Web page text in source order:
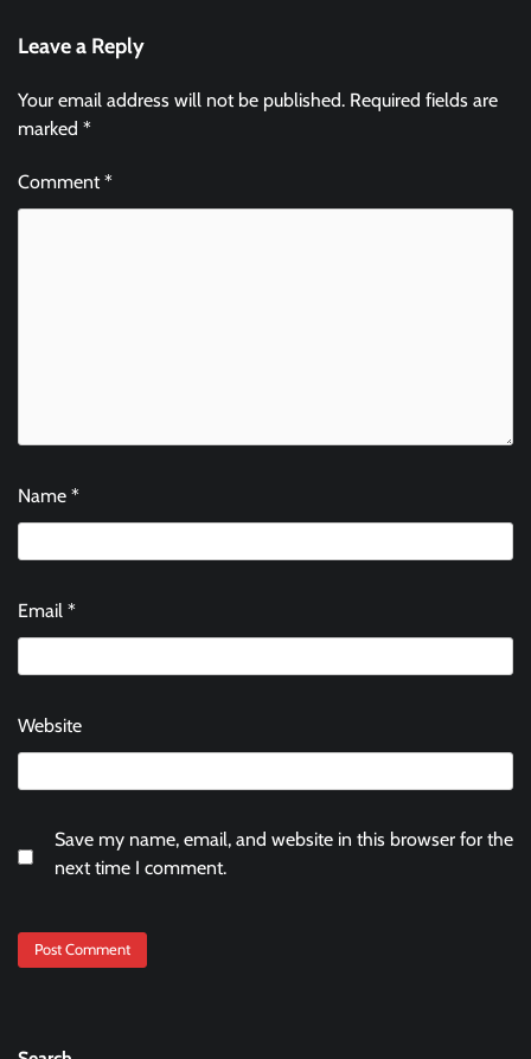
Leave a Reply
Your email address will not be published. Required fields are
marked *
Comment*
Name *
Email *
Website
Save my name, email, and website in this browser for the
next time I comment.